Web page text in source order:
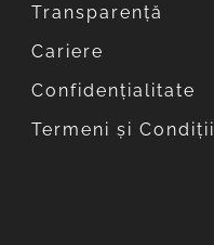
Transparență
Cariere
Confidențialitate
Termeni și Condiții